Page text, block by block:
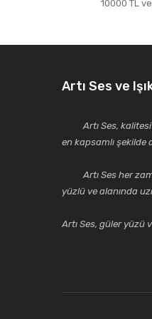
Ürün bilgilerinde
10000 TL
Artı Ses ve
Artı Ses, kalitesi
en kapsamlı şekilde
Artı Ses her
yüzlü ve alanında
Artı Ses, güler yüzü